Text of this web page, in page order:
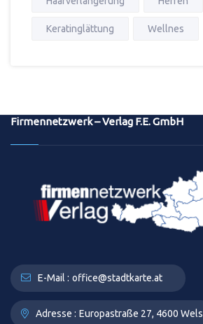
Keratinglättung Wellnes
Firmennetzwerk – Verlag F.E. GmbH
E-Mail : office@stadtkarte.at
Adresse : Europastraße 27, 4600 Wels